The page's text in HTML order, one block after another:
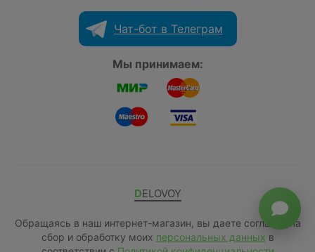
Чат-бот в Телеграм
Мы принимаем:
DELOVOY
Обращаясь в наш интернет-магазин, вы даете согласие на
сбор и обработку моих персональных данных в